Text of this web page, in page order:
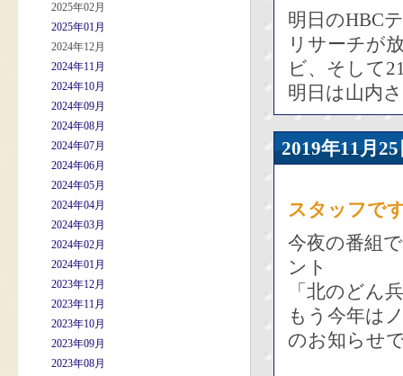
2025年02月
2025年01月
2024年12月
2024年11月
2024年10月
2024年09月
2024年08月
2024年07月
2024年06月
2024年05月
2024年04月
2024年03月
2024年02月
2024年01月
2023年12月
2023年11月
2023年10月
2023年09月
2023年08月
明日のHBC
リサーチが
ビ、そして
明日は山内
2019年11
スタッフで
今夜の番組
ント
「北のど
もう今年は
のお知らせ